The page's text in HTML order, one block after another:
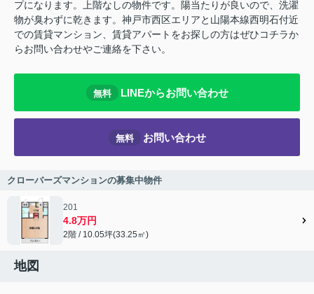
プになります。上階なしの物件です。陽当たりが良いので、洗濯
物が臭わずに乾きます。神戸市西区エリアと山陽本線西明石付近
での賃貸マンション、賃貸アパートをお探しの方はぜひコチラか
らお問い合わせやご連絡を下さい。
無料 LINEからお問い合わせ
無料 お問い合わせ
クローバーズマンションの募集中物件
201
4.8万円
2階 / 10.05坪(33.25㎡)
地図